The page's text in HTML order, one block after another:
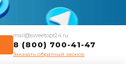
mail@sweetopt24.ru
8 (800) 700-41-47
Заказать обратный звонок